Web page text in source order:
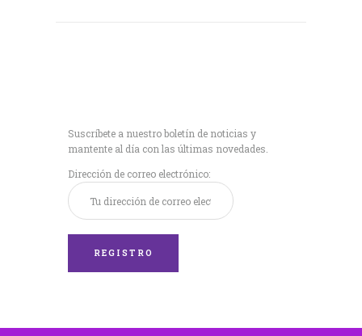
Suscríbete a nuestro boletín de noticias y
mantente al día con las últimas novedades.
Dirección de correo electrónico: